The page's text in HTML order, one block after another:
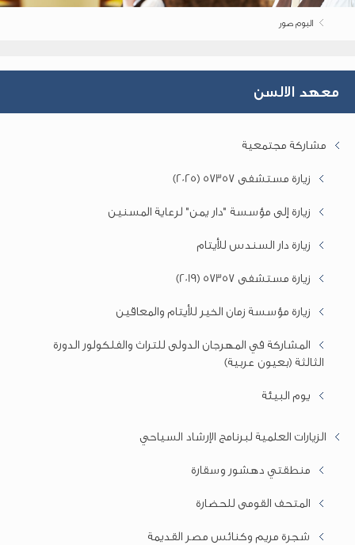
البوم صور
معهد الالسن
مشاركة مجتمعية
زيارة مستشفى 57357 (2025)
زيارة إلى مؤسسة "دار يمن" لرعاية المسنين
زيارة دار السندس للأيتام
زيارة مستشفى 57357 (2019)
زيارة مؤسسة زمان الخير للأيتام والمعاقين
المشاركة في المهرجان الدولى للتراث والفلكولور الدورة
الثالثة (بعيون عربية)
يوم البيئة
الزيارات العلمية لبرنامج الإرشاد السياحي
منطقتي دهشور وسقارة
المتحف القومى للحضارة
شجرة مريم وكنائس مصر القديمة